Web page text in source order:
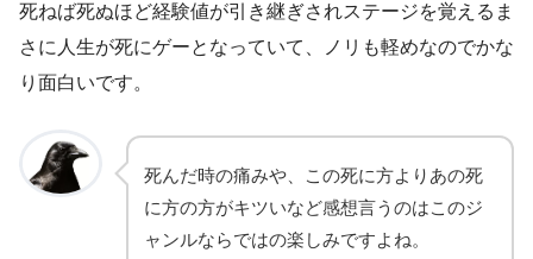
死ねば死ぬほど経験値が引き継ぎされステージを覚えるま
さに人生が死にゲーとなっていて、ノリも軽めなのでかな
り面白いです。
死んだ時の痛みや、この死に方よりあの死
に方の方がキツいなど感想言うのはこのジ
ャンルならではの楽しみですよね。